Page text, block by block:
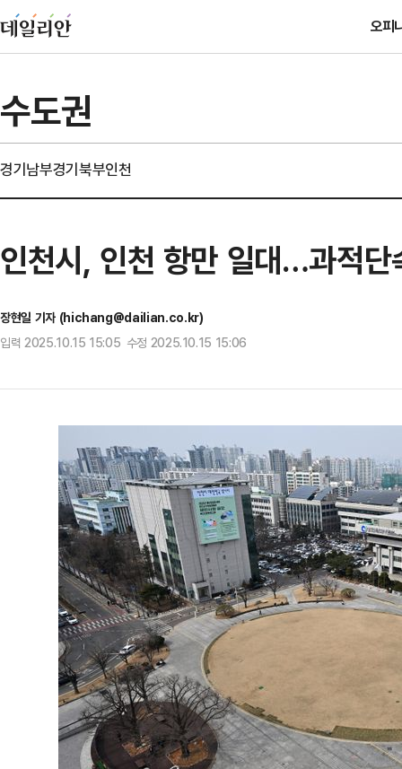
오피
수도권
경기남부경기북부인천
인천시, 인천 항만 일대…과적단
장현일 기자 (hichang@dailian.co.kr)
입력 2025.10.15 15:05 수정 2025.10.15 15:06